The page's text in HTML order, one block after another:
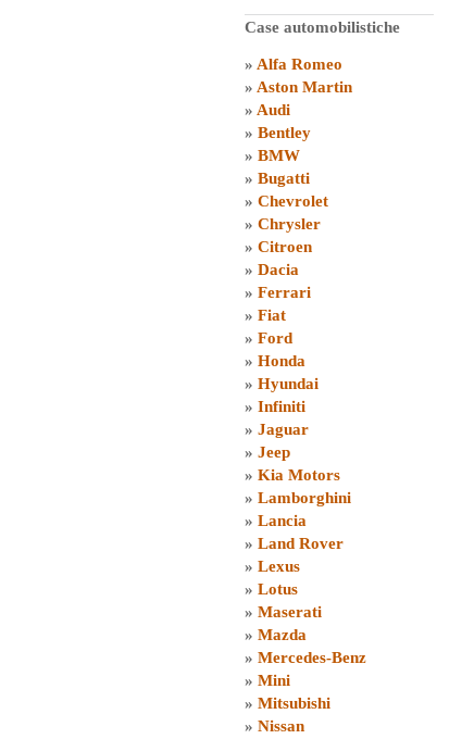
Case automobilistiche
» Alfa Romeo
» Aston Martin
» Audi
» Bentley
» BMW
» Bugatti
» Chevrolet
» Chrysler
» Citroen
» Dacia
» Ferrari
» Fiat
» Ford
» Honda
» Hyundai
» Infiniti
» Jaguar
» Jeep
» Kia Motors
» Lamborghini
» Lancia
» Land Rover
» Lexus
» Lotus
» Maserati
» Mazda
» Mercedes-Benz
» Mini
» Mitsubishi
» Nissan